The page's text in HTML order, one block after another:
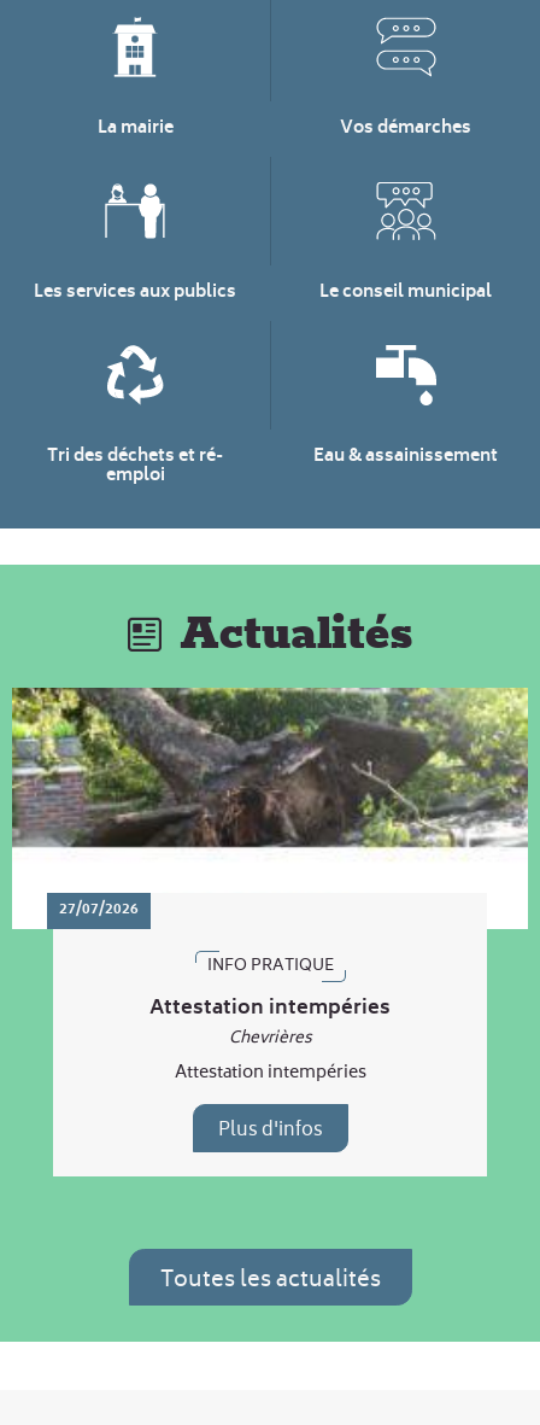
La mairie Vos démarches
Les services aux publics Le conseil municipal
Tri des déchets et ré-
emploi
Eau & assainissement
Actualités
27/07/2026
INFO PRATIQUE
Attestation intempéries
Chevrières
Attestation intempéries
Plus d'infos
Toutes les actualités